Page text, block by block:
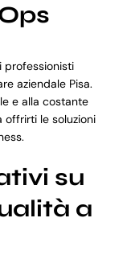
professionisti
aziendale Pisa.
e alla costante
offrirti le soluzioni
su
a